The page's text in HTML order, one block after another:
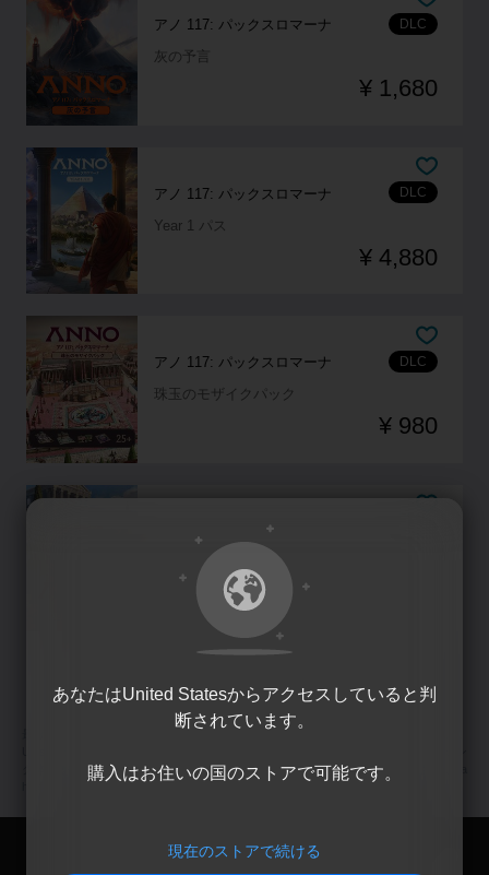
DLC
アノ 117: パックスロマーナ
灰の予言
¥ 1,680
DLC
アノ 117: パックスロマーナ
Year 1 パス
¥ 4,880
DLC
アノ 117: パックスロマーナ
珠玉のモザイクパック
¥ 980
アノ 117: パックスロマーナ
咲き誇る都市パック
4個のうち4個のアイテムを表示中
グ体験を楽しみましょう。定期的にセールや特別オファーが実施されており、 a
あなたはUnited Statesからアクセスしていると判
断されています。
購入はお住いの国のストアで可能です。
現在のストアで続ける